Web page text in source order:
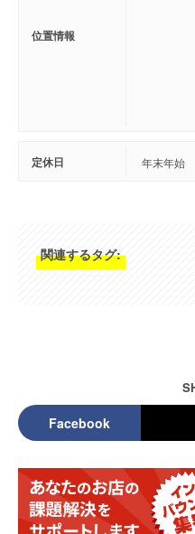
位置情報
定休日 年末年始
関連するタグ:
Facebook